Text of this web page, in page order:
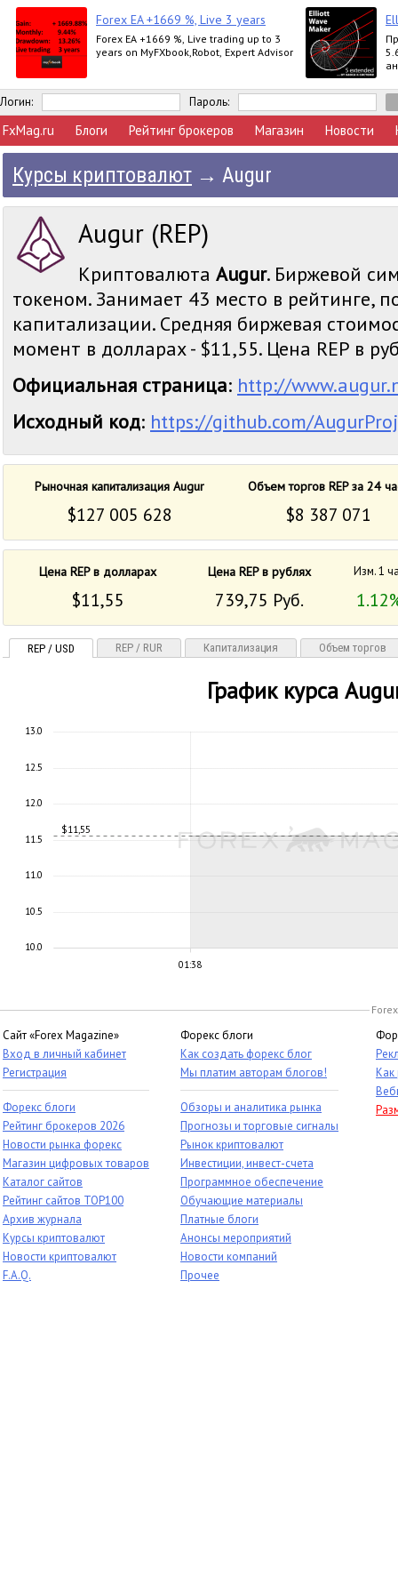
Forex EA +1669 %, Live 3 years
Forex EA +1669 %, Live trading up to 3
years on MyFXbook,Robot, Expert Advisor
Логин: Пароль:
FxMag.ru Блоги Рейтинг брокеров Магазин Новости
Курсы криптовалют → Augur
Augur (REP)
Криптовалюта Augur. Биржевой
токеном. Занимает 43 место в рейтинге,
капитализации. Средняя биржевая
момент в долларах - $11,55. Цена REP в
Официальная страница: http://
Исходный код: https://github.com/
Рыночная капитализация Augur Объем торгов REP за 24
$127 005 628 $8 387 071
Цена REP в долларах Цена REP в рублях Изм. 1
$11,55 739,75 Руб.
REP / USD REP / RUR Капитализация Объем торгов
График курса
01:38
$11,55
10.0
10.5
11.0
11.5
12.0
12.5
13.0
Сайт «Forex Magazine»
Вход в личный кабинет
Регистрация
Форекс блоги
Рейтинг брокеров 2026
Новости рынка форекс
Магазин цифровых товаров
Каталог сайтов
Рейтинг сайтов TOP100
Архив журнала
Курсы криптовалют
Новости криптовалют
F.A.Q.
Форекс блоги
Как создать форекс блог
Мы платим авторам блогов!
Обзоры и аналитика рынка
Прогнозы и торговые сигналы
Рынок криптовалют
Инвестиции, инвест-счета
Программное обеспечение
Обучающие материалы
Платные блоги
Анонсы мероприятий
Новости компаний
Прочее
Как